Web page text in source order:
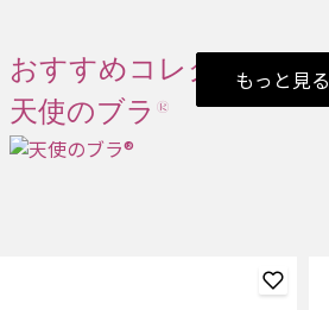
もっと見る
おすすめコレクション
天使のブラ®